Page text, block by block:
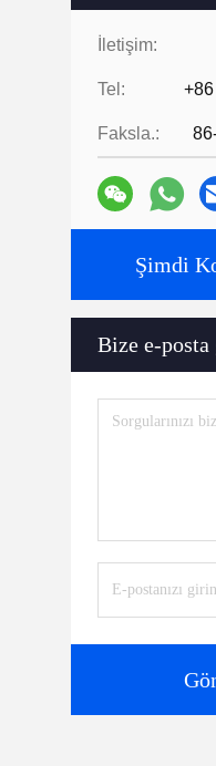
İletişim:
Tel:
Faksla.:
Şimdi
Bize e-posta